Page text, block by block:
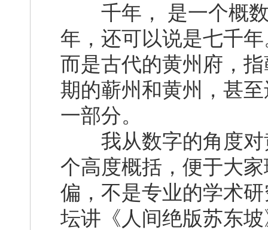
千年， 是一个概数
年，还可以说是七千
而是古代的黄州府，
期的蕲州和黄州，甚
一部分。
我从数字的角度对
个高度概括，便于大
偏，不是专业的学术
坛讲《人间绝版苏东